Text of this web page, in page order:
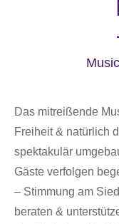
Das mitreißende
Freiheit & natürlich
spektakulär
Gäste verfolgen
– Stimmung am
beraten &